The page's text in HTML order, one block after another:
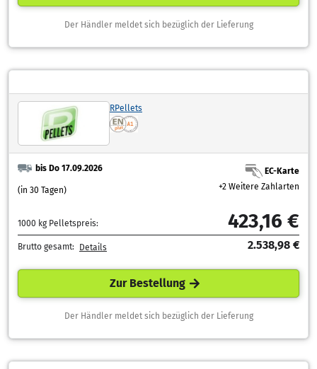
Der Händler meldet sich bezüglich der Lieferung
RPellets
bis Do 17.09.2026
(in 30 Tagen)
EC-Karte
+2 Weitere Zahlarten
1000 kg Pelletspreis: 423,16 €
Brutto gesamt: Details 2.538,98 €
Zur Bestellung
Der Händler meldet sich bezüglich der Lieferung